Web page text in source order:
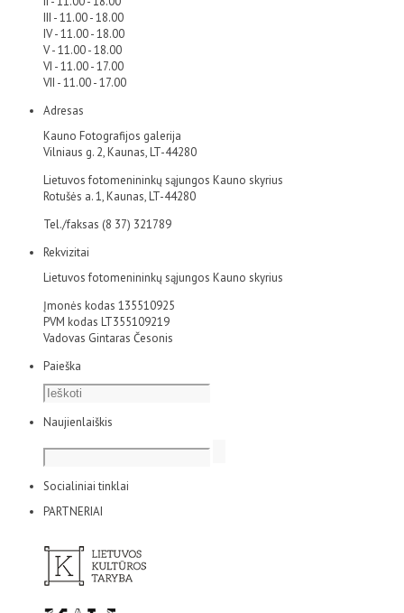
III - 11.00 - 18.00
IV - 11.00 - 18.00
V - 11.00 - 18.00
VI - 11.00 - 17.00
VII - 11.00 - 17.00
Adresas
Kauno Fotografijos galerija
Vilniaus g. 2, Kaunas, LT-44280
Lietuvos fotomenininkų sąjungos Kauno skyrius
Rotušės a. 1, Kaunas, LT-44280
Tel./faksas (8 37) 321789
Rekvizitai
Lietuvos fotomenininkų sąjungos Kauno skyrius
Įmonės kodas 135510925
PVM kodas LT355109219
Vadovas Gintaras Česonis
Paieška
Naujienlaiškis
Socialiniai tinklai
PARTNERIAI